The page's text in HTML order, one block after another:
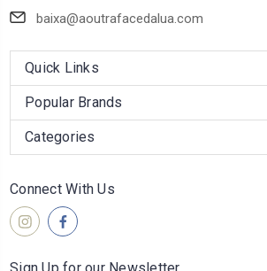
baixa@aoutrafacedalua.com
Quick Links
Popular Brands
Categories
Connect With Us